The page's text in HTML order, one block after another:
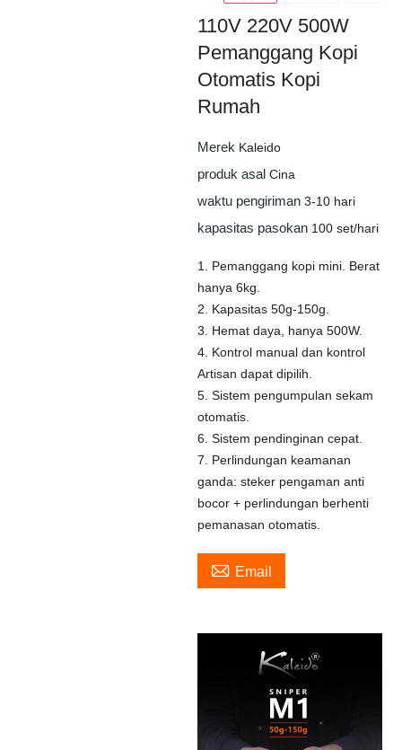
110V 220V 500W
Pemanggang Kopi
Otomatis Kopi
Rumah
Merek Kaleido
produk asal Cina
waktu pengiriman 3-10 hari
kapasitas pasokan 100 set/hari
1. Pemanggang kopi mini. Berat
hanya 6kg.
2. Kapasitas 50g-150g.
3. Hemat daya, hanya 500W.
4. Kontrol manual dan kontrol
Artisan dapat dipilih.
5. Sistem pengumpulan sekam
otomatis.
6. Sistem pendinginan cepat.
7. Perlindungan keamanan
ganda: steker pengaman anti
bocor + perlindungan berhenti
pemanasan otomatis.
 Email